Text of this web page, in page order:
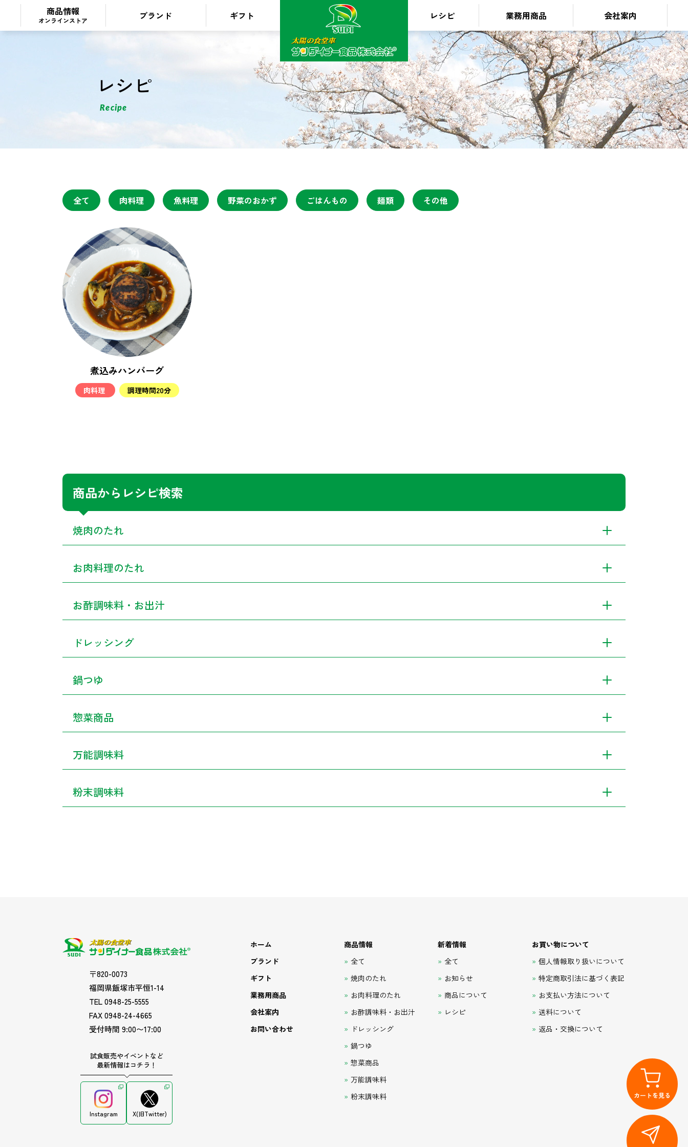
商品情報
オンラインストア ブランド ギフト レシピ 業務用商品 会社案内
レシピ
Recipe
全て 肉料理 魚料理 野菜のおかず ごはんもの 麺類 その他
煮込みハンバーグ
肉料理 調理時間20分
商品からレシピ検索
焼肉のたれ
お肉料理のたれ
お酢調味料・お出汁
ドレッシング
鍋つゆ
惣菜商品
万能調味料
粉末調味料
〒820-0073
福岡県飯塚市平恒1-14
TEL 0948-25-5555
FAX 0948-24-4665
受付時間 9:00〜17:00
試食販売やイベントなど
最新情報はコチラ！
Instagram X(旧Twitter)
ホーム
ブランド
ギフト
業務用商品
会社案内
お問い合わせ
商品情報
全て
焼肉のたれ
お肉料理のたれ
お酢調味料・お出汁
ドレッシング
鍋つゆ
惣菜商品
万能調味料
粉末調味料
新着情報
全て
お知らせ
商品について
レシピ
お買い物について
個人情報取り扱いについて
特定商取引法に基づく表記
お支払い方法について
送料について
返品・交換について
カートを見る